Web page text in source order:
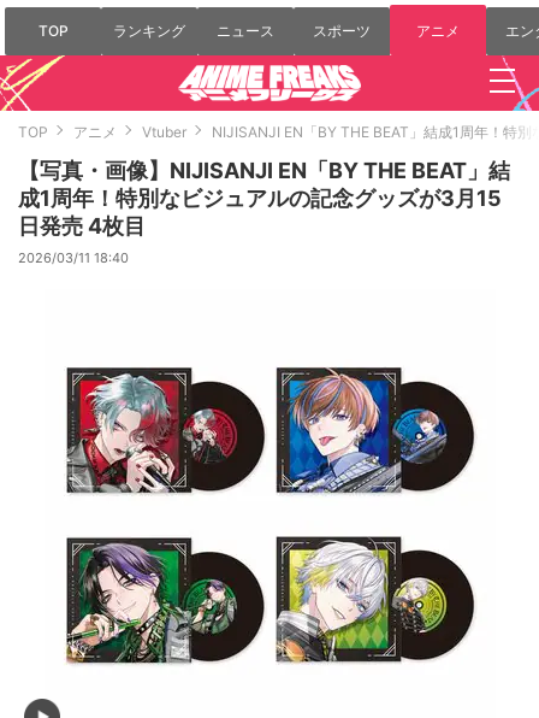
TOP ランキング ニュース スポーツ アニメ エン
TOP アニメ Vtuber NIJISANJI EN「BY THE BEAT」結成1周年！特
【写真・画像】NIJISANJI EN「BY THE BEAT」結
成1周年！特別なビジュアルの記念グッズが3月15
日発売 4枚目
2026/03/11 18:40